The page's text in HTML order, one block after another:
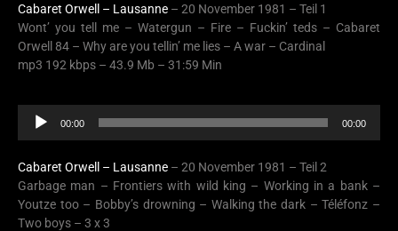
Cabaret Orwell – Lausanne – 20 November 1981 – Teil 1
Wont’ you tell me – Watergun – Fire – Fuckin’ teds – Cabaret
Orwell 84 – Why are you tellin’ me lies – A war – Cardinal
mp3 192 kbps – 43.9 Mb – 31:59 Min
Audio
Player
00:00 00:00
Cabaret Orwell – Lausanne – 20 November 1981 – Teil 2
Garbage man – Frontiers with wild king – Working in a bank –
Youtze too – Bobby’s drowning – Walking the dark – Téléfonz –
Two boys – 3 x 3